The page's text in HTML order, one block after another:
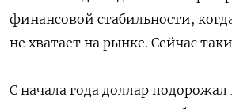
финансовой стабильности,
не хватает на рынке. Сейчас
С начала года доллар подорожал